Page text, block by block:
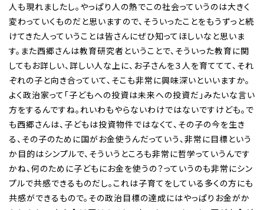
人も現れましたし。やっぱり人の熱でこの社会っていうのは大きく
変わっていくものだと思いますので、そういったことをもうずっと続
けてきた人っていうことは皆さんにぜひ知ってほしいなと思いま
す。また西郷さんは教育研究者ということで、そういった教育に関
してもお詳しい、詳しい人な上に、お子さんを３人を育ててて、それ
ぞれの子と向き合っていて、そこも非常に興味深いといいますか。
よく政治家って「子どもへの投資は未来への投資だ」みたいな言い
方をするんですね。れいわもやらないわけではないですけども。で
も西郷さんは、子どもは投資物件ではなくて、その子の今を生き
る、その子のために国がお金使うんだっていう、非常に目標という
か目的はシンプルで、そういうところも非常に哲学っていうんです
かね、何のために子どもにお金を使うの？っていうのも非常にシン
プルで共感できるものだし。これは子育てをしている多くの方にも
共感ができるもので。その政治目標の達成にはやっぱりお金がか